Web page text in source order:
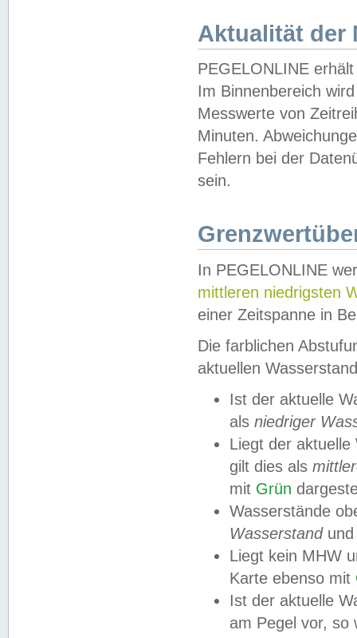
Aktualität der
PEGELONLINE
Im Binnenbereich
Messwerte von
Minuten.
Fehlern bei der
sein.
In PEGELONLINE
mittleren niedrigsten
einer Zeitspanne in
Die farblichen
aktuellen
Ist der aktuelle
als niedriger
Liegt der
gilt dies als
mit Grün
Wasserstände
Wasserstandund
Liegt kein MHW
Karte ebenso mit
Ist der aktuelle
am Pegel vor,